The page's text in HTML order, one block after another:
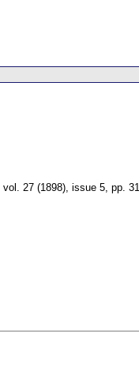
vol. 27 (1898), issue 5, pp.